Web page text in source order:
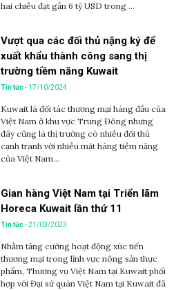
hai chiều đạt gần 6 tỷ USD trong ...
Vượt qua các đối thủ nặng ký để
xuất khẩu thành công sang thị
trường tiềm năng Kuwait
Tin tức- 17/10/2024
Kuwait là đối tác thương mại hàng đầu của
Việt Nam ở khu vực Trung Đông nhưng
đây cũng là thị trường có nhiều đối thủ
cạnh tranh với nhiều mặt hàng tiềm năng
của Việt Nam…
Gian hàng Việt Nam tại Triển lãm
Horeca Kuwait lần thứ 11
Tin tức- 21/03/2023
Nhằm tăng cường hoạt động xúc tiến
thương mại trong lĩnh vực nông sản thực
phẩm, Thương vụ Việt Nam tại Kuwait phối
hợp với Đại sứ quán Việt Nam tại Kuwait đã